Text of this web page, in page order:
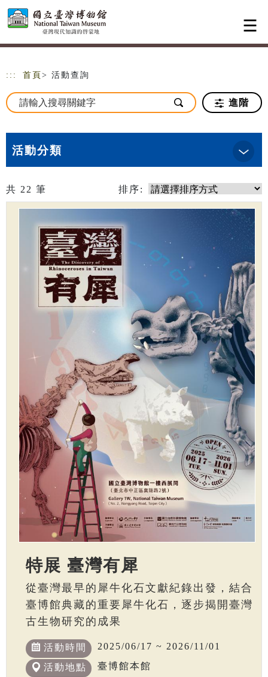
跳到主要內容
網站導覽
::: 首頁 > 活動查詢
進階
活動分類
共 22 筆 排序:
特展 臺灣有犀
從臺灣最早的犀牛化石文獻紀錄出發，結合
臺博館典藏的重要犀牛化石，逐步揭開臺灣
古生物研究的成果
活動時間 2025/06/17 ~ 2026/11/01
活動地點 臺博館本館